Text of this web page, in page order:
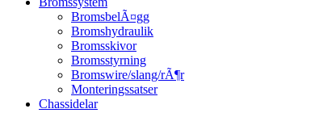
BromsbelÃ¤gg
Bromshydraulik
Bromsskivor
Bromsstyrning
Bromswire/slang/rÃ¶r
Monteringssatser
Chassidelar